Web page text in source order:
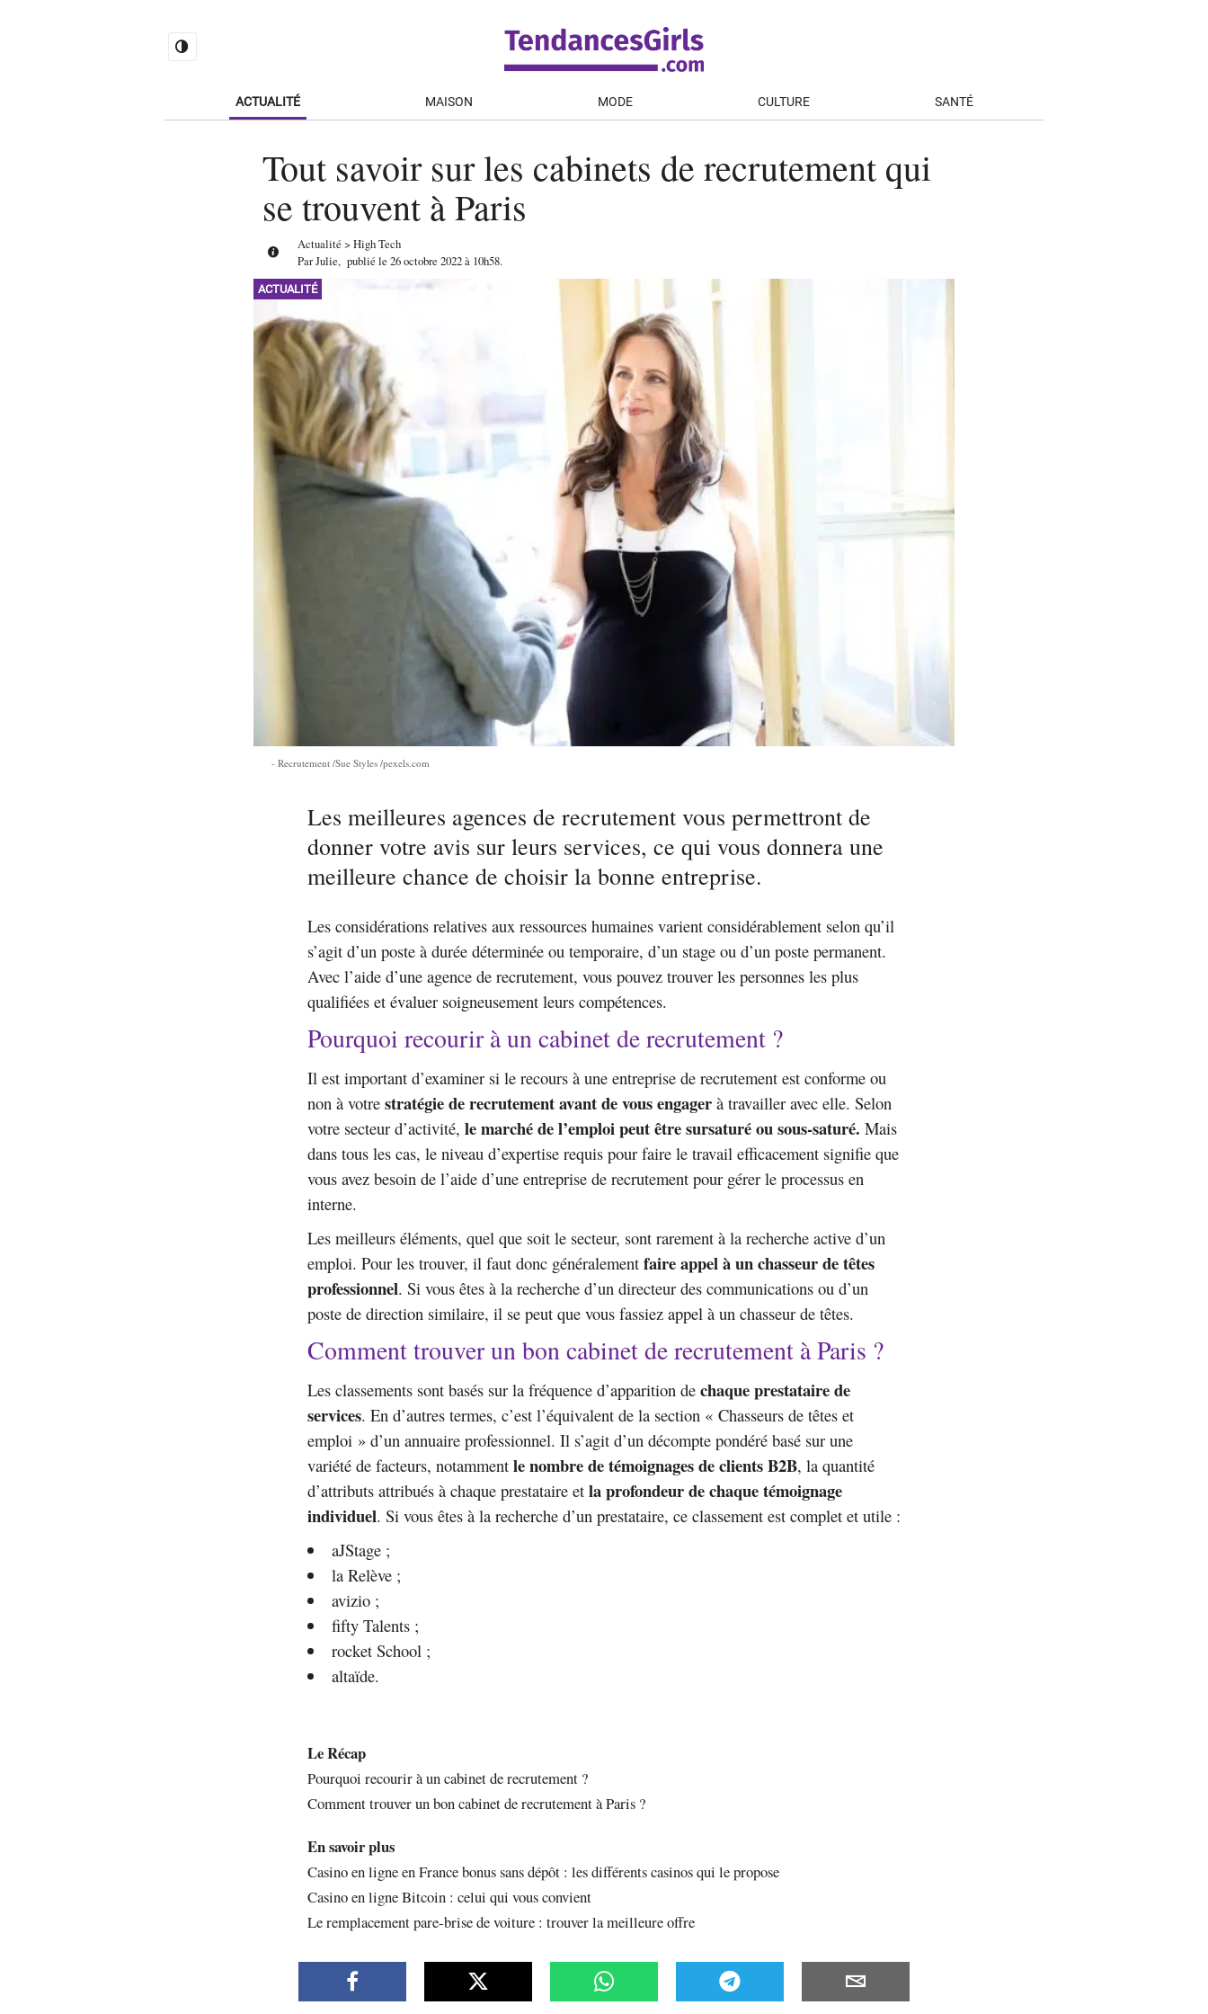
ACTUALITÉ MAISON MODE CULTURE SANTÉ
Tout savoir sur les cabinets de recrutement qui
se trouvent à Paris
Actualité > High Tech
ParJulie, publié le 26 octobre 2022à 10h58.
ACTUALITÉ
Recrutement /Sue Styles /pexels.com
Les meilleures agences de recrutement vous permettront de
donner votre avis sur leurs services, ce qui vous donnera une
meilleure chance de choisir la bonne entreprise.
Les considérations relatives aux ressources humaines varient considérablement selon qu’il
s’agit d’un poste à durée déterminée ou temporaire, d’un stage ou d’un poste permanent.
Avec l’aide d’une agence de recrutement, vous pouvez trouver les personnes les plus
qualifiées et évaluer soigneusement leurs compétences.
Pourquoi recourir à un cabinet de recrutement ?
Il est important d’examiner si le recours à une entreprise de recrutement est conforme ou
non à votre stratégie de recrutement avant de vous engager à travailler avec elle. Selon
votre secteur d’activité, le marché de l’emploi peut être sursaturé ou sous-saturé. Mais
dans tous les cas, le niveau d’expertise requis pour faire le travail efficacement signifie que
vous avez besoin de l’aide d’une entreprise de recrutement pour gérer le processus en
interne.
Les meilleurs éléments, quel que soit le secteur, sont rarement à la recherche active d’un
emploi. Pour les trouver, il faut donc généralement faire appel à un chasseur de têtes
professionnel. Si vous êtes à la recherche d’un directeur des communications ou d’un
poste de direction similaire, il se peut que vous fassiez appel à un chasseur de têtes.
Comment trouver un bon cabinet de recrutement à Paris ?
Les classements sont basés sur la fréquence d’apparition de chaque prestataire de
services. En d’autres termes, c’est l’équivalent de la section « Chasseurs de têtes et
emploi » d’un annuaire professionnel. Il s’agit d’un décompte pondéré basé sur une
variété de facteurs, notamment le nombre de témoignages de clients B2B, la quantité
d’attributs attribués à chaque prestataire et la profondeur de chaque témoignage
individuel. Si vous êtes à la recherche d’un prestataire, ce classement est complet et utile :
aJStage ;
la Relève ;
avizio ;
fifty Talents ;
rocket School ;
altaïde.
Le Récap
Pourquoi recourir à un cabinet de recrutement ?
Comment trouver un bon cabinet de recrutement à Paris ?
En savoir plus
Casino en ligne en France bonus sans dépôt : les différents casinos qui le propose
Casino en ligne Bitcoin : celui qui vous convient
Le remplacement pare-brise de voiture : trouver la meilleure offre